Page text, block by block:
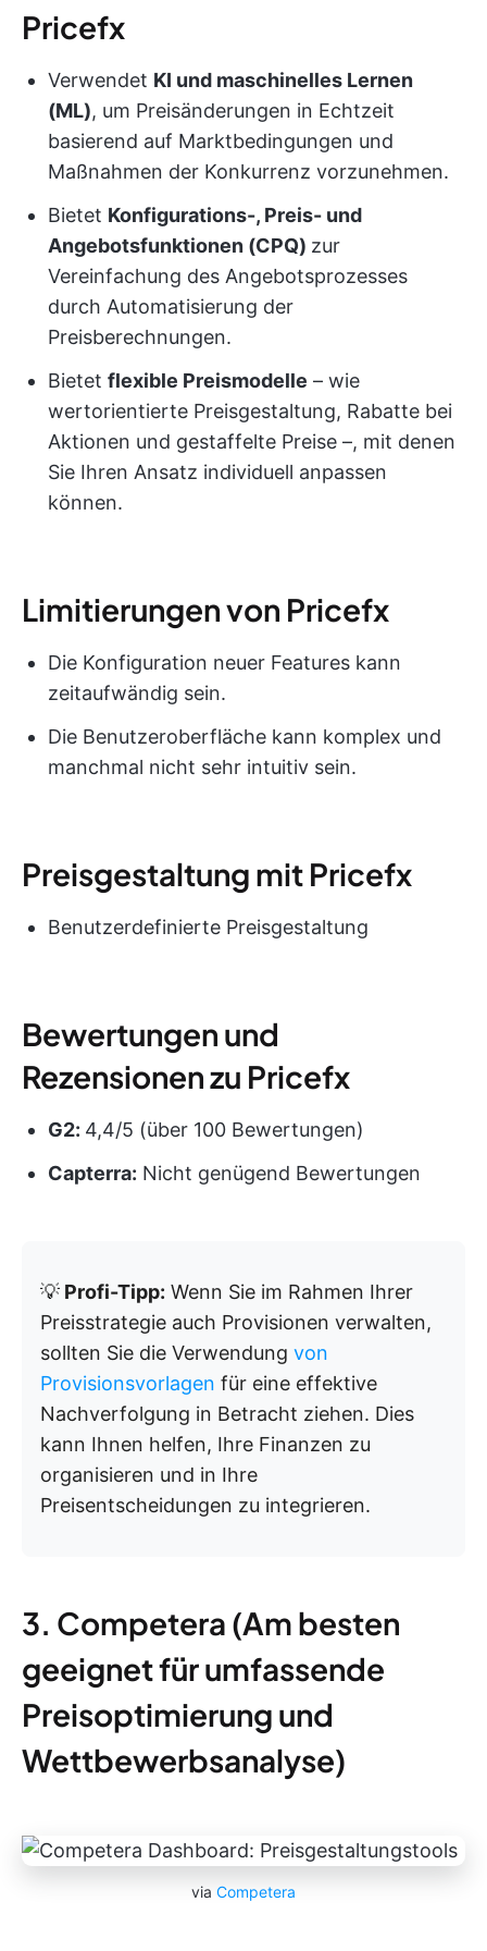
Pricefx
Verwendet KI und maschinelles Lernen
(ML), um Preisänderungen in Echtzeit
basierend auf Marktbedingungen und
Maßnahmen der Konkurrenz vorzunehmen.
Bietet Konfigurations-, Preis- und
Angebotsfunktionen (CPQ) zur
Vereinfachung des Angebotsprozesses
durch Automatisierung der
Preisberechnungen.
Bietet flexible Preismodelle – wie
wertorientierte Preisgestaltung, Rabatte bei
Aktionen und gestaffelte Preise –, mit denen
Sie Ihren Ansatz individuell anpassen
können.
Limitierungen von Pricefx
Die Konfiguration neuer Features kann
zeitaufwändig sein.
Die Benutzeroberfläche kann komplex und
manchmal nicht sehr intuitiv sein.
Preisgestaltung mit Pricefx
Benutzerdefinierte Preisgestaltung
Bewertungen und
Rezensionen zu Pricefx
G2: 4,4/5 (über 100 Bewertungen)
Capterra: Nicht genügend Bewertungen
💡 Profi-Tipp: Wenn Sie im Rahmen Ihrer
Preisstrategie auch Provisionen verwalten,
sollten Sie die Verwendung von
Provisionsvorlagen für eine effektive
Nachverfolgung in Betracht ziehen. Dies
kann Ihnen helfen, Ihre Finanzen zu
organisieren und in Ihre
Preisentscheidungen zu integrieren.
3. Competera (Am besten
geeignet für umfassende
Preisoptimierung und
Wettbewerbsanalyse)
via Competera